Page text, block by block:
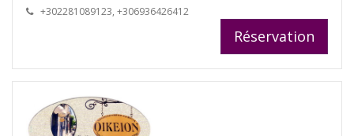
+302281089123, +306936426412
Réservation